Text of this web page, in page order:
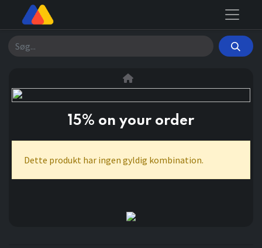
Søg
15% on your order
Dette produkt har ingen gyldig kombination.